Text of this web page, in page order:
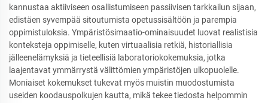
kannustaa aktiiviseen osallistumiseen passiivisen tarkkailun sijaan,
edistäen syvempää sitoutumista opetussisältöön ja parempia
oppimistuloksia. Ympäristösimaatio-ominaisuudet luovat realistisia
konteksteja oppimiselle, kuten virtuaalisia retkiä, historiallisia
jälleenelämyksiä ja tieteellisiä laboratoriokokemuksia, jotka
laajentavat ymmärrystä välittömien ympäristöjen ulkopuolelle.
Moniaiset kokemukset tukevat myös muistin muodostumista
useiden koodauspolkujen kautta, mikä tekee tiedosta helpommin